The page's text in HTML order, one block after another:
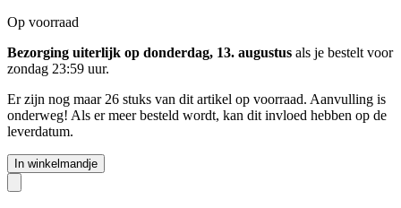
Op voorraad
Bezorging uiterlijk op donderdag, 13. augustus als je bestelt voor
zondag 23:59 uur.
Er zijn nog maar 26 stuks van dit artikel op voorraad. Aanvulling is
onderweg! Als er meer besteld wordt, kan dit invloed hebben op de
leverdatum.
In winkelmandje